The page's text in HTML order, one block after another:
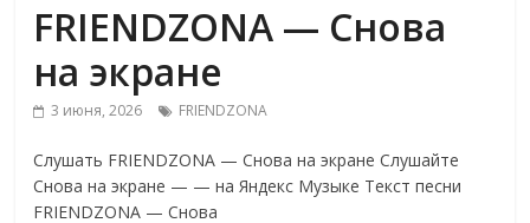
FRIENDZONA — Снова
на экране
3 июня, 2026 FRIENDZONA
Слушать FRIENDZONA — Снова на экране Слушайте
Снова на экране — — на Яндекс Музыке Текст песни
FRIENDZONA — Снова